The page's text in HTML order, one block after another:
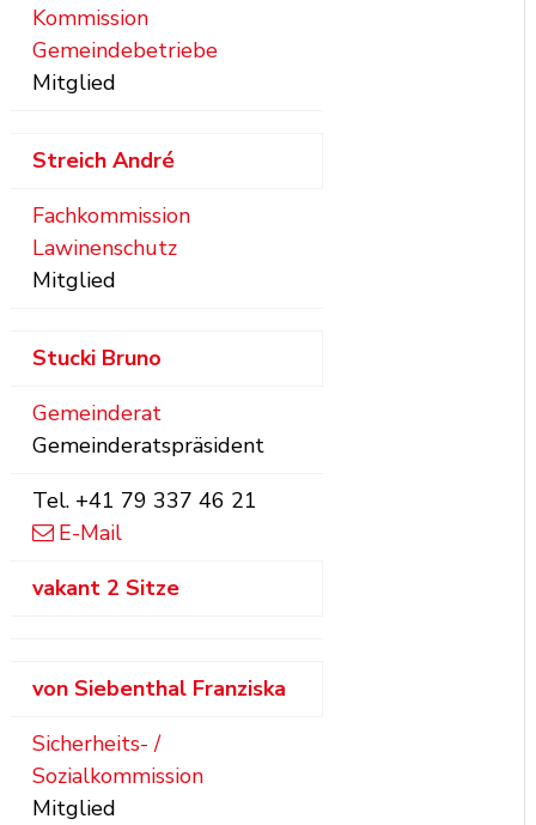
Kommission
Gemeindebetriebe
Mitglied
Streich André
Fachkommission
Lawinenschutz
Mitglied
Stucki Bruno
Gemeinderat
Gemeinderatspräsident
Tel. +41 79 337 46 21
E-Mail
vakant 2 Sitze
von Siebenthal Franziska
Sicherheits- /
Sozialkommission
Mitglied